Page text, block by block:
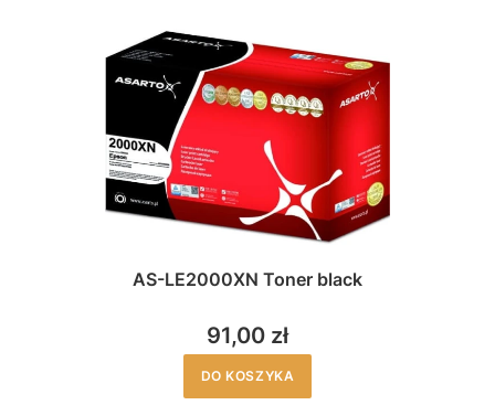
AS-LE2000XN Toner black
91,00 zł
DO KOSZYKA